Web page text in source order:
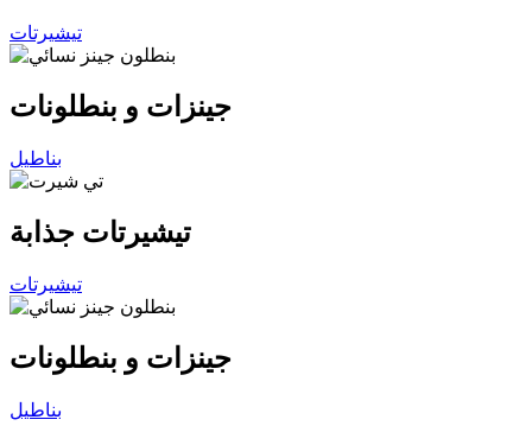
تيشيرتات
جينزات و بنطلونات
بناطيل
تيشيرتات جذابة
تيشيرتات
جينزات و بنطلونات
بناطيل